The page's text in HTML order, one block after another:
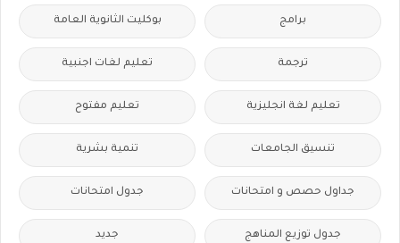
برامج بوكليت الثانوية العامة
ترجمة تعليم لغات اجنبية
تعليم لغة انجليزية تعليم مفتوح
تنسيق الجامعات تنمية بشرية
جداول حصص و امتحانات جدول امتحانات
جدول توزيع المناهج جديد